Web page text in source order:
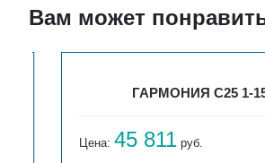
Вам может
ГАРМОНИЯ С25 1-
Цена:45 811руб.